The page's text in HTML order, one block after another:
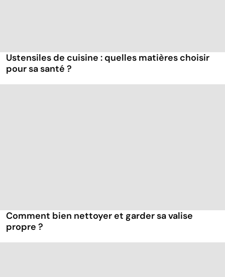
Ustensiles de cuisine : quelles matières choisir
pour sa santé ?
Comment bien nettoyer et garder sa valise
propre ?